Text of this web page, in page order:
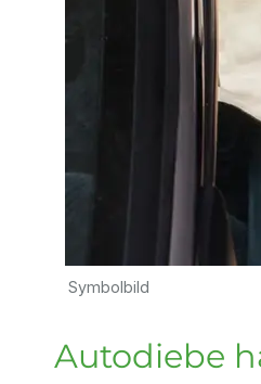
Symbolbild
Autodiebe